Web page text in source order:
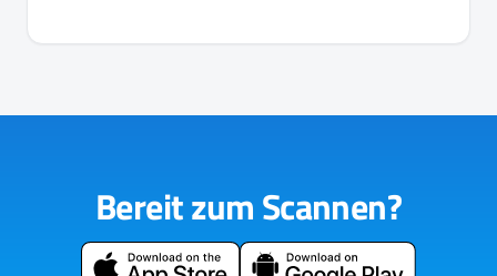
Bereit zum Scannen?